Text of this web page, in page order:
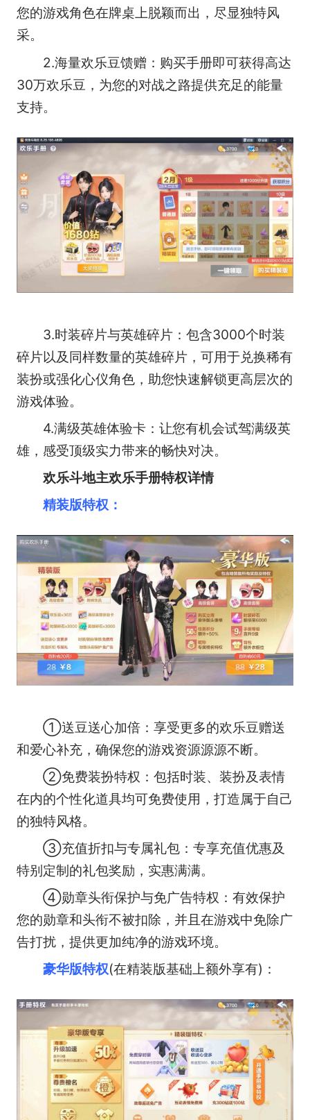
您的游戏角色在牌桌上脱颖而出，尽显独特风
采。
2.海量欢乐豆馈赠：购买手册即可获得高达
30万欢乐豆，为您的对战之路提供充足的能量
支持。
3.时装碎片与英雄碎片：包含3000个时装
碎片以及同样数量的英雄碎片，可用于兑换稀有
装扮或强化心仪角色，助您快速解锁更高层次的
游戏体验。
4.满级英雄体验卡：让您有机会试驾满级英
雄，感受顶级实力带来的畅快对决。
欢乐斗地主欢乐手册特权详情
精装版特权：
①送豆送心加倍：享受更多的欢乐豆赠送
和爱心补充，确保您的游戏资源源源不断。
②免费装扮特权：包括时装、装扮及表情
在内的个性化道具均可免费使用，打造属于自己
的独特风格。
③充值折扣与专属礼包：专享充值优惠及
特别定制的礼包奖励，实惠满满。
④勋章头衔保护与免广告特权：有效保护
您的勋章和头衔不被扣除，并且在游戏中免除广
告打扰，提供更加纯净的游戏环境。
豪华版特权(在精装版基础上额外享有)：